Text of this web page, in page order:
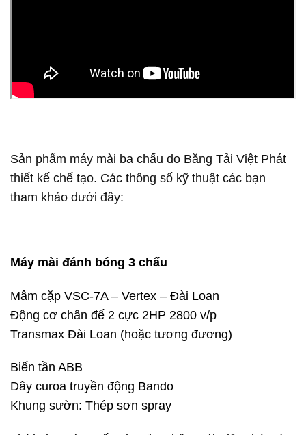
Sản phẩm máy mài ba chấu do Băng Tải Việt Phát
thiết kế chế tạo. Các thông số kỹ thuật các bạn
tham khảo dưới đây:
Máy mài đánh bóng 3 chấu
Mâm cặp VSC-7A – Vertex – Đài Loan
Động cơ chân đế 2 cực 2HP 2800 v/p
Transmax Đài Loan (hoặc tương đương)
Biến tần ABB
Dây curoa truyền động Bando
Khung sườn: Thép sơn spray